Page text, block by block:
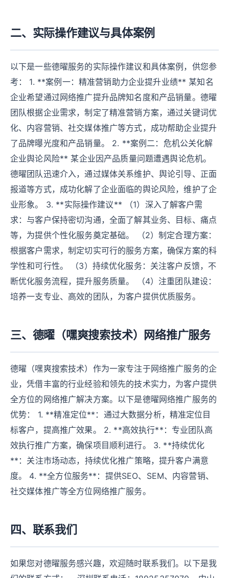
二、实际操作建议与具体案例
以下是一些德曜服务的实际操作建议和具体案例，供您参
考： 1. **案例一：精准营销助力企业提升业绩** 某知名
企业希望通过网络推广提升品牌知名度和产品销量。德曜
团队根据企业需求，制定了精准营销方案，通过关键词优
化、内容营销、社交媒体推广等方式，成功帮助企业提升
了品牌曝光度和产品销量。 2. **案例二：危机公关化解
企业舆论风险** 某企业因产品质量问题遭遇舆论危机。
德曜团队迅速介入，通过媒体关系维护、舆论引导、正面
报道等方式，成功化解了企业面临的舆论风险，维护了企
业形象。 3. **实际操作建议** （1）深入了解客户需
求：与客户保持密切沟通，全面了解其业务、目标、痛点
等，为提供个性化服务奠定基础。 （2）制定合理方案：
根据客户需求，制定切实可行的服务方案，确保方案的科
学性和可行性。 （3）持续优化服务：关注客户反馈，不
断优化服务流程，提升服务质量。 （4）注重团队建设：
培养一支专业、高效的团队，为客户提供优质服务。
三、德曜（嘿爽搜索技术）网络推广服务
德曜（嘿爽搜索技术）作为一家专注于网络推广服务的企
业，凭借丰富的行业经验和领先的技术实力，为客户提供
全方位的网络推广解决方案。以下是德曜网络推广服务的
优势： 1. **精准定位**：通过大数据分析，精准定位目
标客户，提高推广效果。 2. **高效执行**：专业团队高
效执行推广方案，确保项目顺利进行。 3. **持续优化
**：关注市场动态，持续优化推广策略，提升客户满意
度。 4. **全方位服务**：提供SEO、SEM、内容营销、
社交媒体推广等全方位网络推广服务。
四、联系我们
如果您对德曜服务感兴趣，欢迎随时联系我们。以下是我